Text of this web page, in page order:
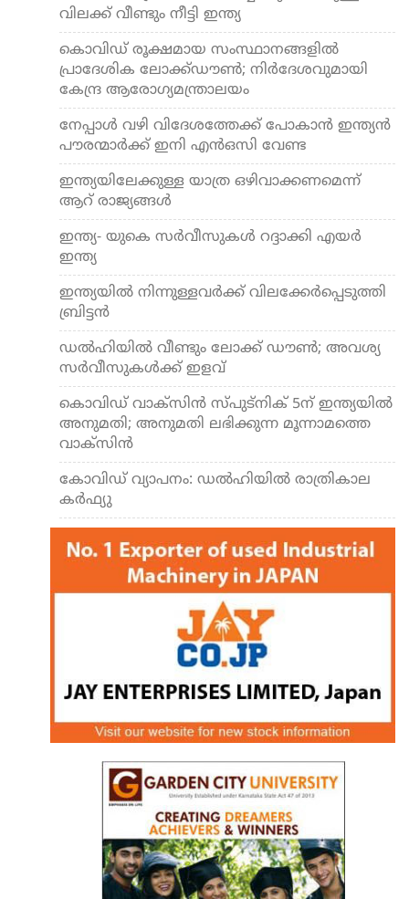
വിലക്ക് വീണ്ടും നീട്ടി ഇന്ത്യ
കൊവിഡ് രൂക്ഷമായ സംസ്ഥാനങ്ങളില്‍
പ്രാദേശിക ലോക്ക്ഡൗണ്‍; നിര്‍ദേശവുമായി
കേന്ദ്ര ആരോഗ്യമന്ത്രാലയം
നേപ്പാള്‍ വഴി വിദേശത്തേക്ക് പോകാന്‍ ഇന്ത്യന്‍
പൗരന്മാര്‍ക്ക് ഇനി എന്‍ഒസി വേണ്ട
ഇന്ത്യയിലേക്കുള്ള യാത്ര ഒഴിവാക്കണമെന്ന്
ആറ് രാജ്യങ്ങള്‍
ഇന്ത്യ- യുകെ സര്‍വീസുകള്‍ റദ്ദാക്കി എയര്‍
ഇന്ത്യ
ഇന്ത്യയില്‍ നിന്നുള്ളവര്‍ക്ക് വിലക്കേര്‍പ്പെടുത്തി
ബ്രിട്ടന്‍
ഡല്‍ഹിയില്‍ വീണ്ടും ലോക്ക് ഡൗണ്‍; അവശ്യ
സര്‍വീസുകള്‍ക്ക് ഇളവ്
കൊവിഡ് വാക്സിന്‍ സ്പുട്നിക് 5ന് ഇന്ത്യയില്‍
അനുമതി; അനുമതി ലഭിക്കുന്ന മൂന്നാമത്തെ
വാക്സിന്‍
കോവിഡ് വ്യാപനം: ഡല്‍ഹിയില്‍ രാത്രികാല
കര്‍ഫ്യു